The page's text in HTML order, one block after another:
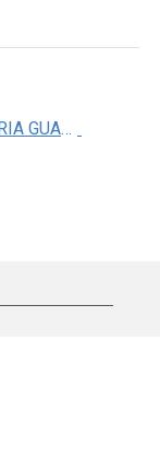
DRA. MARIA GUADALUPE SANCHEZ BRINGAS